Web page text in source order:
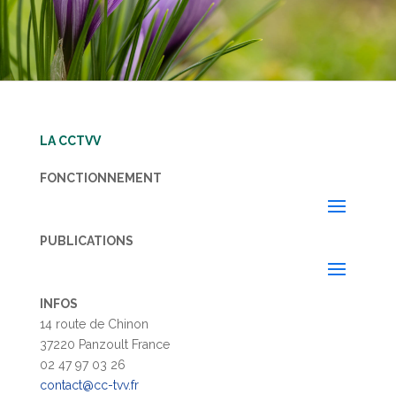
LA CCTVV
FONCTIONNEMENT
PUBLICATIONS
INFOS
14 route de Chinon
37220 Panzoult France
02 47 97 03 26
contact@cc-tvv.fr